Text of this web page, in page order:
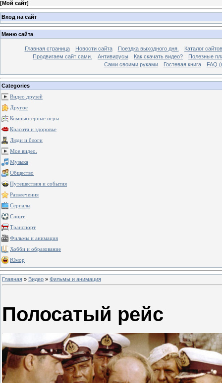
[Мой сайт]
Вход на сайт
Меню сайта
Главная страница Новости сайта Поездка выходного дня.
Каталог сайтов
Продвигаем сайт сами.
Антивирусы Как скачать видео?
Полезные
Сами своими руками
Гостевая книга FAQ
Categories
Видео друзей
Другое
Компьютерные игры
Красота и здоровье
Люди и блоги
Мое видео.
Музыка
Общество
Путешествия и события
Развлечения
Сериалы
Спорт
Транспорт
Фильмы и анимация
Хобби и образование
Юмор
Главная » Видео » Фильмы и анимация
Полосатый рейс